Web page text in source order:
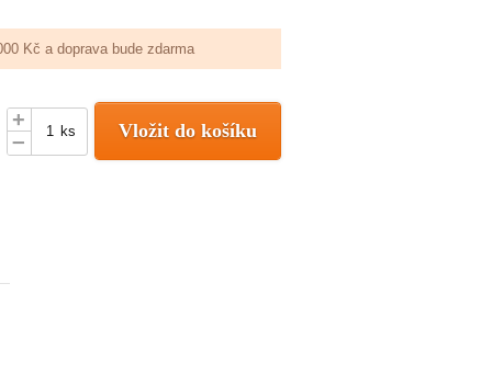
Kč a doprava bude zdarma
+
– ks Vložit do košíku